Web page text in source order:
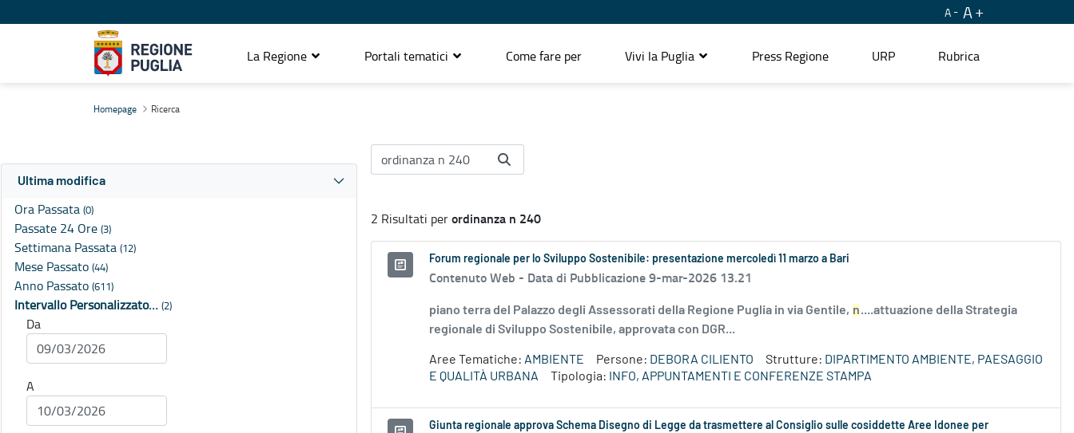
A A
La Regione Portali tematici Come fare per Vivi la Puglia Press Regione URP Rubrica
Homepage Ricerca
Ultima modifica
Ora Passata (0)
Passate 24 Ore (3)
Settimana Passata (12)
Mese Passato (44)
Anno Passato (611)
Intervallo Personalizzato… (2)
Da
A
2 Risultati perordinanza n 240
Forum regionale per lo Sviluppo Sostenibile: presentazione mercoledì 11 marzo a Bari
Contenuto Web - Data di Pubblicazione 9-mar-2026 13.21
piano terra del Palazzo degli Assessorati della Regione Puglia in via Gentile, n....attuazione della Strategia
regionale di Sviluppo Sostenibile, approvata con DGR...
Aree Tematiche: AMBIENTE Persone: DEBORA CILIENTO Strutture: DIPARTIMENTO AMBIENTE, PAESAGGIO
E QUALITÀ URBANA
Tipologia: INFO, APPUNTAMENTI E CONFERENZE STAMPA
Giunta regionale approva Schema Disegno di Legge da trasmettere al Consiglio sulle cosiddette Aree Idonee per